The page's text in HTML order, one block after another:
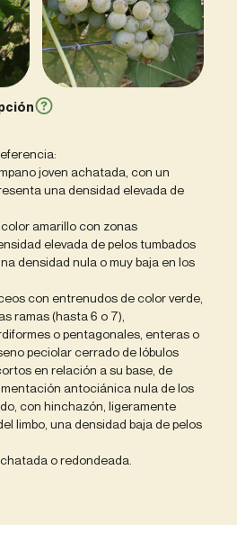
joven achatada, con un
una densidad elevada de
amarillo con zonas
elevada de pelos tumbados
densidad nula o muy baja en los
con entrenudos de color verde,
ramas (hasta 6 o 7),
o pentagonales, enteras o
peciolar cerrado de lóbulos
en relación a su base, de
antociánica nula de los
con hinchazón, ligeramente
limbo, una densidad baja de pelos
o redondeada.